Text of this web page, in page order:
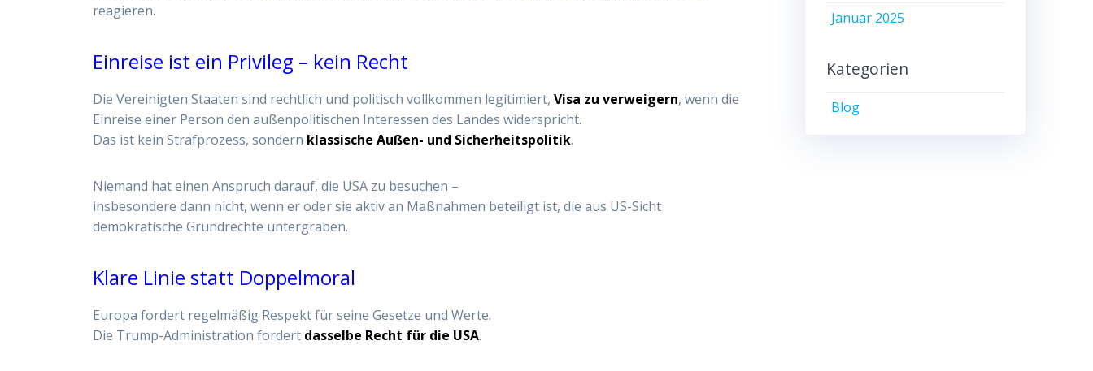
reagieren.
Einreise ist ein Privileg – kein Recht
Die Vereinigten Staaten sind rechtlich und politisch vollkommen legitimiert,Visa zu verweigern, wenn die
Einreise einer Person den außenpolitischen Interessen des Landes widerspricht.
Das ist kein Strafprozess, sondern klassische Außen- und Sicherheitspolitik.
Niemand hat einen Anspruch darauf, die USA zu besuchen –
insbesondere dann nicht, wenn er oder sie aktiv an Maßnahmen beteiligt ist, die aus US-Sicht
demokratische Grundrechte untergraben.
Klare Linie statt Doppelmoral
Europa fordert regelmäßig Respekt für seine Gesetze und Werte.
Die Trump-Administration fordert dasselbe Recht für die USA.
Januar 2025
Kategorien
Blog